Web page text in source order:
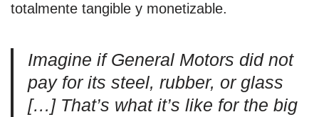
totalmente tangible y monetizable.
Imagine if General Motors did not
pay for its steel, rubber, or glass
[…] That’s what it’s like for the big